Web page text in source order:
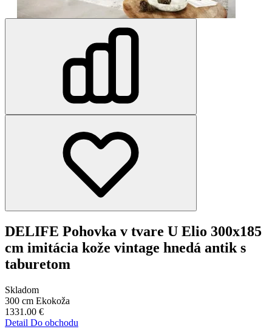
DELIFE Pohovka v tvare U Elio 300x185
cm imitácia kože vintage hnedá antik s
taburetom
Skladom
300 cm Ekokoža
1331.00 €
Detail Do obchodu